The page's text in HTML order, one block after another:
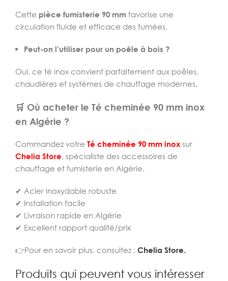
Cette pièce fumisterie 90 mm favorise une
circulation fluide et efficace des fumées.
Peut-on l’utiliser pour un poêle à bois ?
Oui, ce té inox convient parfaitement aux poêles,
chaudières et systèmes de chauffage modernes.
🛒 Où acheter le Té cheminée 90 mm inox
en Algérie ?
Commandez votre Té cheminée 90 mm inox sur
Chelia Store , spécialiste des accessoires de
chauffage et fumisterie en Algérie.
✔ Acier inoxydable robuste
✔ Installation facile
✔ Livraison rapide en Algérie
✔ Excellent rapport qualité/prix
👉Pour en savoir plus, consultez : Chelia Store.
Produits qui peuvent vous intéresser